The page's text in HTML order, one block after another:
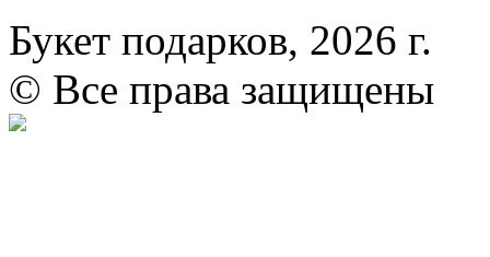
Букет подарков, 2026 г.
© Все права защищены